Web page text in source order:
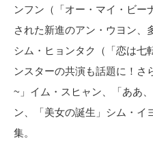
ンフン（「オー・マイ・ビー
された新進のアン・ウヨン、
シム・ヒョンタク（「恋は七
ンスターの共演も話題に！さ
~」イム・スヒャン、「ああ
ン、「美女の誕生」シム・イ
集。